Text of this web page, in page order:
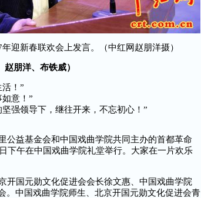
迎新春联欢会上发言。（中红网赵朋洋摄）
朋洋、布铁威）
！”
意！”
强领导下，继往开来，不忘初心！”
益基金会和中国戏曲学院共同主办的首都革命
下午在中国戏曲学院礼堂举行。大家在一片欢乐
国元勋文化促进会会长徐文惠、中国戏曲学院
。中国戏曲学院师生、北京开国元勋文化促进会青